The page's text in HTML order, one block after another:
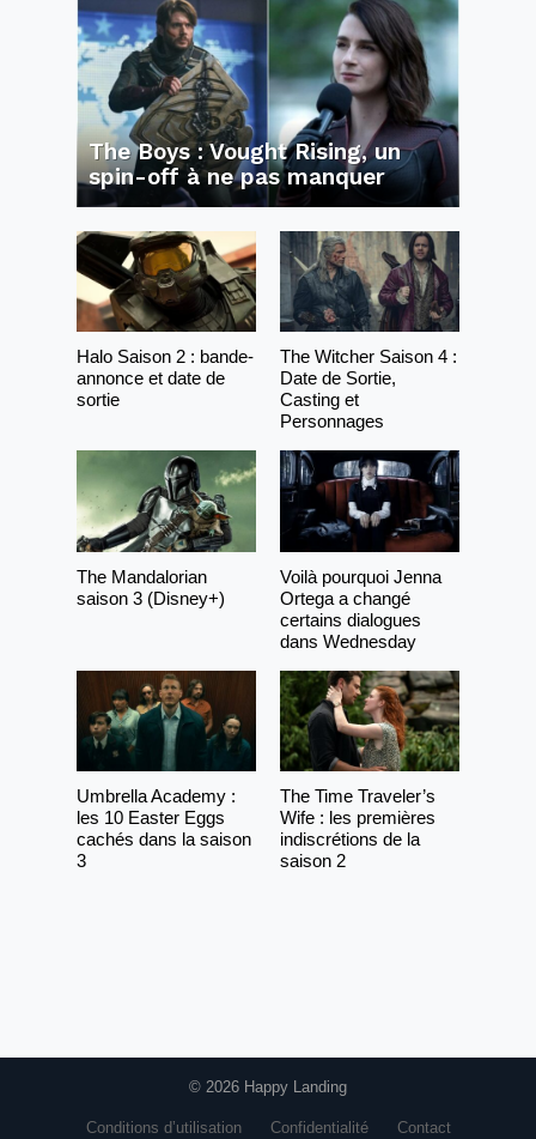
The Boys : Vought Rising, un
spin-off à ne pas manquer
Halo Saison 2 : bande-
annonce et date de
sortie
The Witcher Saison 4 :
Date de Sortie,
Casting et
Personnages
The Mandalorian
saison 3 (Disney+)
Voilà pourquoi Jenna
Ortega a changé
certains dialogues
dans Wednesday
Umbrella Academy :
les 10 Easter Eggs
cachés dans la saison
3
The Time Traveler’s
Wife : les premières
indiscrétions de la
saison 2
© 2026 Happy Landing
Conditions d’utilisation Confidentialité Contact